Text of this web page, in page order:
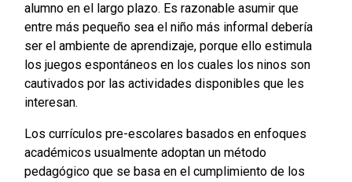
alumno en el largo plazo. Es razonable asumir que
entre más pequeño sea el niño más informal debería
ser el ambiente de aprendizaje, porque ello estimula
los juegos espontáneos en los cuales los ninos son
cautivados por las actividades disponibles que les
interesan.
Los currículos pre-escolares basados en enfoques
académicos usualmente adoptan un método
pedagógico que se basa en el cumplimiento de los